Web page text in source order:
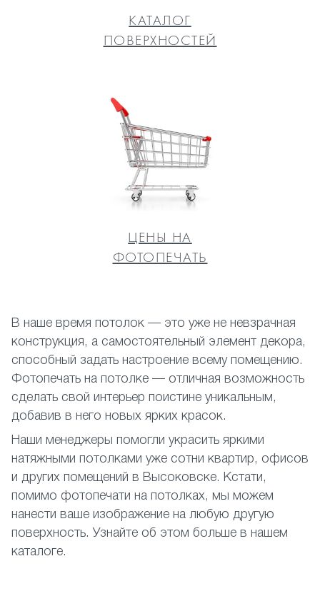
КАТАЛОГ
ПОВЕРХНОСТЕЙ
ЦЕНЫ НА
ФОТОПЕЧАТЬ
В наше время потолок — это уже не невзрачная
конструкция, а самостоятельный элемент декора,
способный задать настроение всему помещению.
Фотопечать на потолке — отличная возможность
сделать свой интерьер поистине уникальным,
добавив в него новых ярких красок.
Наши менеджеры помогли украсить яркими
натяжными потолками уже сотни квартир, офисов
и других помещений в Высоковске. Кстати,
помимо фотопечати на потолках, мы можем
нанести ваше изображение на любую другую
поверхность. Узнайте об этом больше в нашем
каталоге.